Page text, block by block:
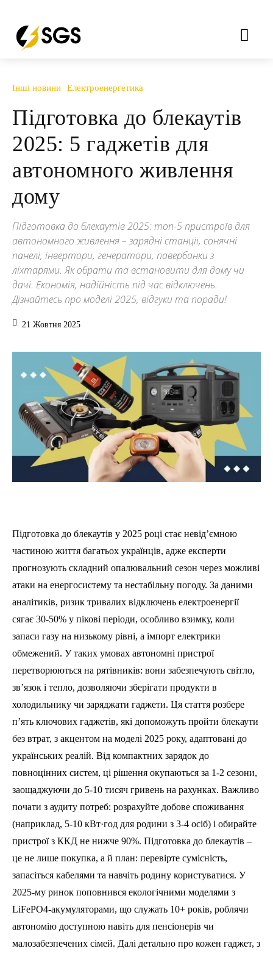
Інші новини Електроенергетика
Підготовка до блекаутів
2025: 5 гаджетів для
автономного живлення
дому
Підготовка до блекаутів 2025: топ-5 пристроїв для
автономного живлення – зарядні станції, сонячні
панелі, інвертори, генератори, павербанки з
ліхтарями. Як обрати та встановити для дому чи
дачі. Економія, надійність під час відключень.
Дізнайтесь про моделі 2025, відгуки та поради!
21 Жовтня 2025
Підготовка до блекаутів у 2025 році стає невід’ємною
частиною життя багатьох українців, адже експерти
прогнозують складний опалювальний сезон через можливі
атаки на енергосистему та нестабільну погоду. За даними
аналітиків, ризик тривалих відключень електроенергії
сягає 30-50% у пікові періоди, особливо взимку, коли
запаси газу на низькому рівні, а імпорт електрики
обмежений. У таких умовах автономні пристрої
перетворюються на рятівників: вони забезпечують світло,
зв’язок і тепло, дозволяючи зберігати продукти в
холодильнику чи заряджати гаджети. Ця стаття розбере
п’ять ключових гаджетів, які допоможуть пройти блекаути
без втрат, з акцентом на моделі 2025 року, адаптовані до
українських реалій. Від компактних зарядок до
повноцінних систем, ці рішення окупаються за 1-2 сезони,
заощаджуючи до 5-10 тисяч гривень на рахунках. Важливо
почати з аудиту потреб: розрахуйте добове споживання
(наприклад, 5-10 кВт·год для родини з 3-4 осіб) і обирайте
пристрої з ККД не нижче 90%. Підготовка до блекаутів –
це не лише покупка, а й план: перевірте сумісність,
запасіться кабелями та навчіть родину користуватися. У
2025-му ринок поповнився екологічними моделями з
LiFePO4-акумуляторами, що служать 10+ років, роблячи
автономію доступною навіть для пенсіонерів чи
малозабезпечених сімей. Далі детально про кожен гаджет, з